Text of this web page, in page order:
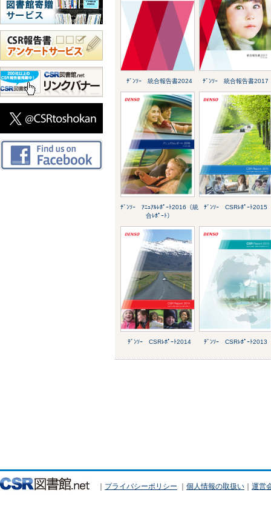
ﾃﾞﾝｿｰ 統合報告書2024 ﾃﾞﾝｿｰ 統合報告書2017
ﾃﾞﾝｿｰ ｱﾆｭｱﾙﾚﾎﾟｰﾄ2016（統
合ﾚﾎﾟｰﾄ）
ﾃﾞﾝｿｰ CSRﾚﾎﾟｰﾄ2015
ﾃﾞﾝｿｰ CSRﾚﾎﾟｰﾄ2014 ﾃﾞﾝｿｰ CSRﾚﾎﾟｰﾄ2013
｜ プライバシーポリシー ｜ 個人情報の取扱い ｜ 運営